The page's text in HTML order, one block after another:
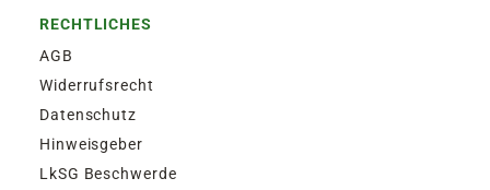
RECHTLICHES
AGB
Widerrufsrecht
Datenschutz
Hinweisgeber
LkSG Beschwerde